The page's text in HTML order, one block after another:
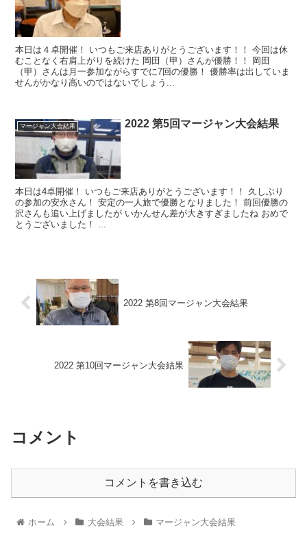
本日は４卓開催！ いつもご来店ありがとうございます！！ 今回は休
むことなく右肩上がりを続けた 岡田（甲）さんが優勝！！ 岡田
（甲）さんは月一参加ながらすでに7回の優勝！ 優勝率は出していま
せんがかなり高いのではないでしょう...
マージャン大会結果 2022 第5回マージャン大会結果
本日は4卓開催！ いつもご来店ありがとうございます！！ 久しぶり
の参加の安永さん！ 安定の一人旅で優勝となりました！ 前回優勝の
沢さんも追い上げましたが いかんせん差が大きすぎましたね おめで
とうございました！ ...
2022 第8回マージャン大会結果
2022 第10回マージャン大会結果
コメント
コメントを書き込む
ホーム 大会結果 マージャン大会結果